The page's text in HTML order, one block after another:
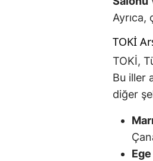
Ayrıca,
TOKİ
TOKİ,
Bu iller
diğer